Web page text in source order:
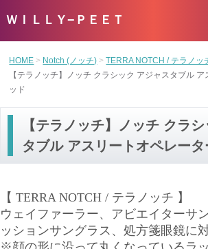
ＷＩＬＬＹ−ＰＥＥＴ
HOME Notch (ノッチ)
TERRA NOTCH / テラノッ
【テラノッチ】ノッチ クラシック アジャスタブル
ッド
【テラノッチ】ノッチ クラ
タブル アスリートオペレー
【 TERRA NOTCH / テラノッチ 】
ウェイファーラー、アビエイターサ
ッションサングラス、処方箋眼鏡に対